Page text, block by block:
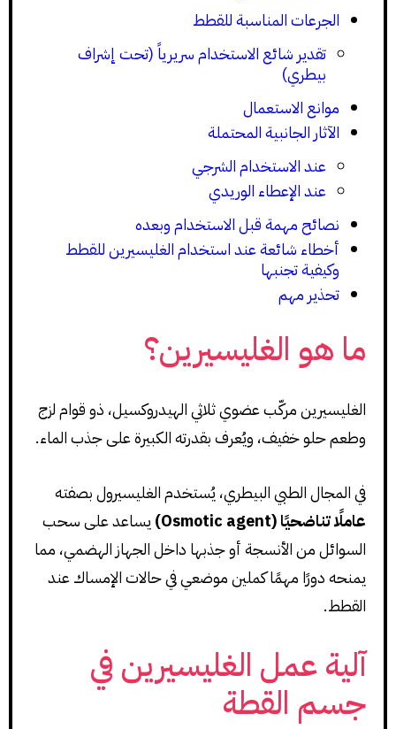
الجرعات المناسبة للقطط
تقدير شائع الاستخدام سريرياً (تحت إشراف
بيطري)
موانع الاستعمال
الآثار الجانبية المحتملة
عند الاستخدام الشرجي
عند الإعطاء الوريدي
نصائح مهمة قبل الاستخدام وبعده
أخطاء شائعة عند استخدام الغليسيرين للقطط
وكيفية تجنبها
تحذير مهم
ما هو الغليسيرين؟
الغليسيرين مركّب عضوي ثلاثي الهيدروكسيل، ذو قوام لزج
وطعم حلو خفيف، ويُعرف بقدرته الكبيرة على جذب الماء.
في المجال الطبي البيطري، يُستخدم الغليسيرول بصفته
عاملًا تناضحيًا (Osmotic agent)
يساعد على سحب
السوائل من الأنسجة أو جذبها داخل الجهاز الهضمي، مما
يمنحه دورًا مهمًا كملين موضعي في حالات الإمساك عند
القطط.
آلية عمل الغليسيرين في
جسم القطة